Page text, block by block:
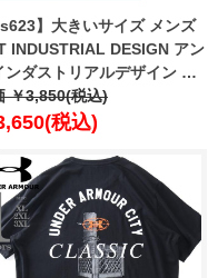
】大きいサイズ メンズ
INDUSTRIAL DESIGN アン
ンダストリアルデザイン ホ
ラムプリント 半袖 Tシャツ
速乾 UVカット 春夏新作
￥3,850(税込)
税込)